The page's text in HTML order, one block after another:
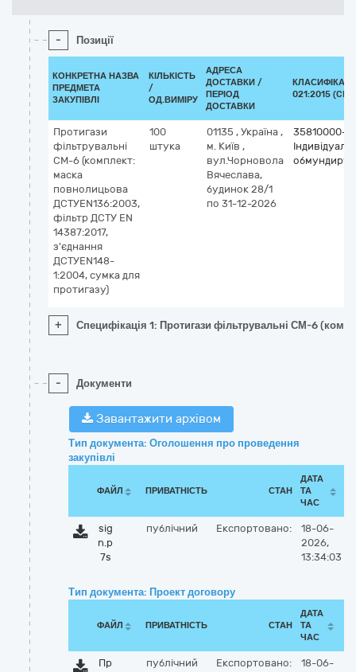
- Позиції
КОНКРЕТНА НАЗВА
ПРЕДМЕТА
ЗАКУПІВЛІ
КІЛЬКІСТЬ
/
ОД.ВИМІРУ
АДРЕСА
ДОСТАВКИ /
ПЕРІОД
ДОСТАВКИ
021:2015 (CPV)
Протигази
фільтрувальні
СМ-6 (комплект:
маска
повнолицьова
ДСТУEN136:2003,
фільтр ДСТУ EN
14387:2017,
з'єднання
ДСТУEN148-
1:2004, сумка для
протигазу)
100
штука
01135 , Україна ,
м. Київ ,
вул.Чорновола
Вячеслава,
будинок 28/1
по 31-12-2026
35810000-5
+ Специфікація 1: Протигази фільтрувальні СМ-6
- Документи
Завантажити архівом
Тип документа: Оголошення про проведення
закупівлі
ФАЙЛ ПРИВАТНІСТЬ СТАН
ДАТА
ТА
ЧАС
sig
n.p
7s
публічний Експортовано:
18-06-
2026,
13:34:03
Тип документа: Проект договору
ФАЙЛ ПРИВАТНІСТЬ СТАН
ДАТА
ТА
ЧАС
Пр
публічний Експортовано:
18-06-